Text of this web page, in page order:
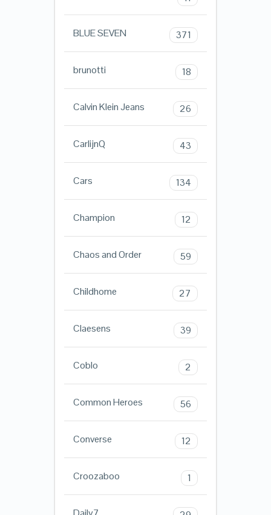
BLUE SEVEN 371
brunotti 18
Calvin Klein Jeans 26
CarlijnQ 43
Cars 134
Champion 12
Chaos and Order 59
Childhome 27
Claesens 39
Coblo 2
Common Heroes 56
Converse 12
Croozaboo 1